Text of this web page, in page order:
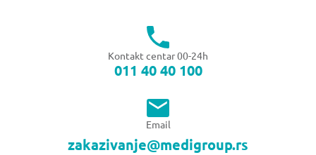
Kontakt centar 00-24h
011 40 40 100
Email
zakazivanje@medigroup.rs